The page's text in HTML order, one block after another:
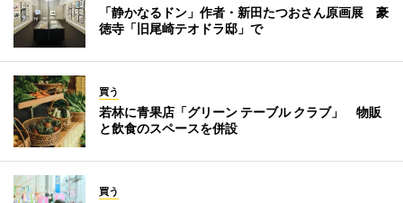
「静かなるドン」作者・新田たつおさん原画展 豪
徳寺「旧尾崎テオドラ邸」で
買う
若林に青果店「グリーン テーブル クラブ」 物販
と飲食のスペースを併設
買う